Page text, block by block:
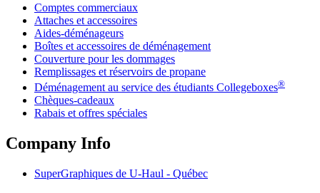
Comptes commerciaux
Attaches et accessoires
Aides-déménageurs
Boîtes et accessoires de déménagement
Couverture pour les dommages
Remplissages et réservoirs de propane
Déménagement au service des étudiants Collegeboxes®
Chèques-cadeaux
Rabais et offres spéciales
Company Info
SuperGraphiques de U-Haul - Québec